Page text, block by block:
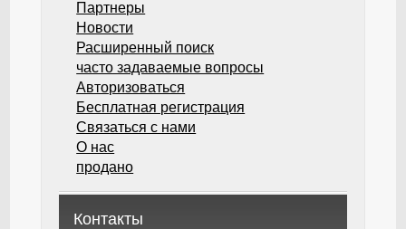
Партнеры
Новости
Расширенный поиск
часто задаваемые вопросы
Авторизоваться
Бесплатная регистрация
Связаться с нами
О нас
продано
Контакты